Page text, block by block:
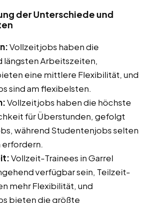
der Unterschiede und
Vollzeitjobs haben die
längsten Arbeitszeiten,
eine mittlere Flexibilität, und
sind am flexibelsten.
Vollzeitjobs haben die höchste
für Überstunden, gefolgt
während Studentenjobs selten
Vollzeit-Trainees in Garrel
verfügbar sein, Teilzeit-
mehr Flexibilität, und
bieten die größte